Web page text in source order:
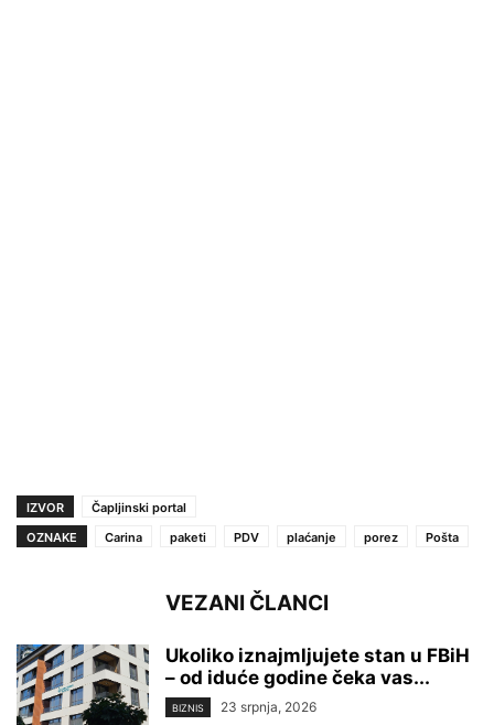
IZVOR
Čapljinski portal
OZNAKE
Carina paketi PDV plaćanje porez Pošta
VEZANI ČLANCI
Ukoliko iznajmljujete stan u FBiH
– od iduće godine čeka vas...
BIZNIS 23 srpnja, 2026